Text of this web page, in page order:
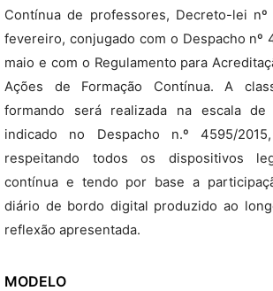
Contínua de professores, Decreto-lei nº
fevereiro, conjugado com o Despacho nº
maio e com o Regulamento para
Ações de Formação Contínua. A
formando será realizada na escala
indicado no Despacho n.º 4595/
respeitando todos os dispositivos
contínua e tendo por base a
diário de bordo digital produzido ao
reflexão apresentada.
MODELO